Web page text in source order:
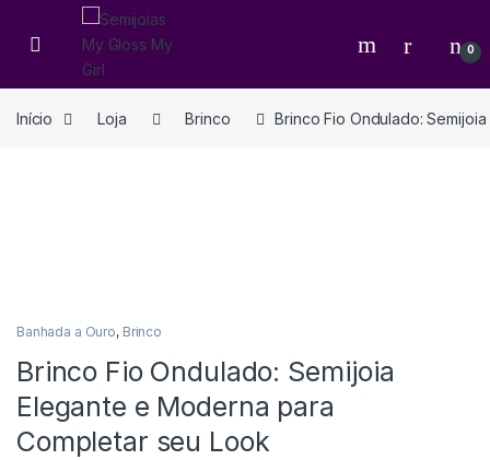
0
Início Loja Brinco Brinco Fio Ondulado:
Banhada a Ouro, Brinco
Brinco Fio Ondulado: Semijoia
Elegante e Moderna para
Completar seu Look